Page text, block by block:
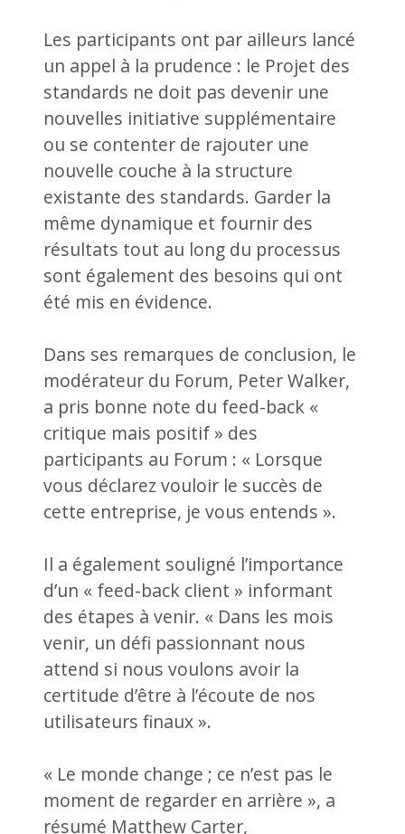
Les participants ont par ailleurs lancé
un appel à la prudence : le Projet des
standards ne doit pas devenir une
nouvelles initiative supplémentaire
ou se contenter de rajouter une
nouvelle couche à la structure
existante des standards. Garder la
même dynamique et fournir des
résultats tout au long du processus
sont également des besoins qui ont
été mis en évidence.
Dans ses remarques de conclusion, le
modérateur du Forum, Peter Walker,
a pris bonne note du feed-back «
critique mais positif » des
participants au Forum : « Lorsque
vous déclarez vouloir le succès de
cette entreprise, je vous entends ».
Il a également souligné l’importance
d’un « feed-back client » informant
des étapes à venir. « Dans les mois
venir, un défi passionnant nous
attend si nous voulons avoir la
certitude d’être à l’écoute de nos
utilisateurs finaux ».
« Le monde change ; ce n’est pas le
moment de regarder en arrière », a
résumé Matthew Carter,